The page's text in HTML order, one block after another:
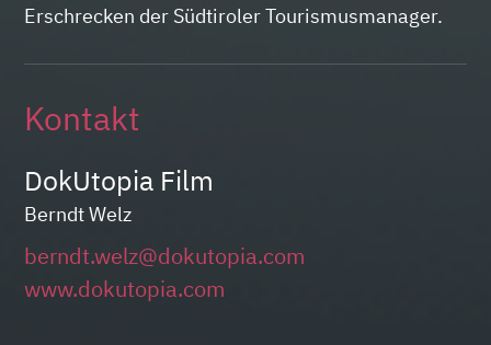
Erschrecken der Südtiroler Tourismusmanager.
Kontakt
DokUtopia Film
Berndt Welz
berndt.welz@dokutopia.com
www.dokutopia.com